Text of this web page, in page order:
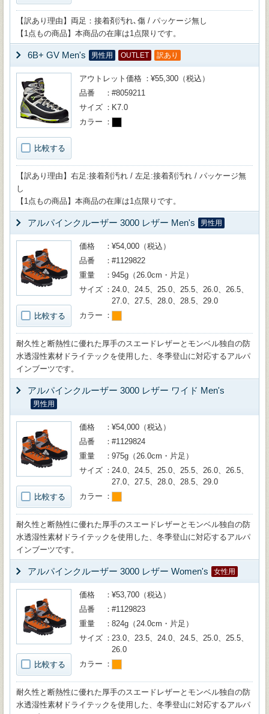
【訳あり理由】両足：接着剤汚れ､傷 / パッケージ無し
【1点もの商品】本商品の在庫は1点限りです。
6B+ GV Men's 男性用 OUTLET 訳あり
比較する
アウトレット価格
¥55,300（税込）
品番
#8059211
サイズ
K7.0
カラー
【訳あり理由】右足:接着剤汚れ / 左足:接着剤汚れ / パッケージ無
し
【1点もの商品】本商品の在庫は1点限りです。
アルパインクルーザー 3000 レザー Men's 男性用
比較する
価格
¥54,000（税込）
品番
#1129822
重量
945g（26.0cm・片足）
サイズ
24.0、24.5、25.0、25.5、26.0、26.5、
27.0、27.5、28.0、28.5、29.0
カラー
耐久性と断熱性に優れた厚手のスエードレザーとモンベル独自の防
水透湿性素材ドライテックを使用した、冬季登山に対応するアルパ
インブーツです。
アルパインクルーザー 3000 レザー ワイド Men's
男性用
比較する
価格
¥54,000（税込）
品番
#1129824
重量
975g（26.0cm・片足）
サイズ
24.0、24.5、25.0、25.5、26.0、26.5、
27.0、27.5、28.0、28.5、29.0
カラー
耐久性と断熱性に優れた厚手のスエードレザーとモンベル独自の防
水透湿性素材ドライテックを使用した、冬季登山に対応するアルパ
インブーツです。
アルパインクルーザー 3000 レザー Women's 女性用
比較する
価格
¥53,700（税込）
品番
#1129823
重量
824g（24.0cm・片足）
サイズ
23.0、23.5、24.0、24.5、25.0、25.5、
26.0
カラー
耐久性と断熱性に優れた厚手のスエードレザーとモンベル独自の防
水透湿性素材ドライテックを使用した、冬季登山に対応するアルパ